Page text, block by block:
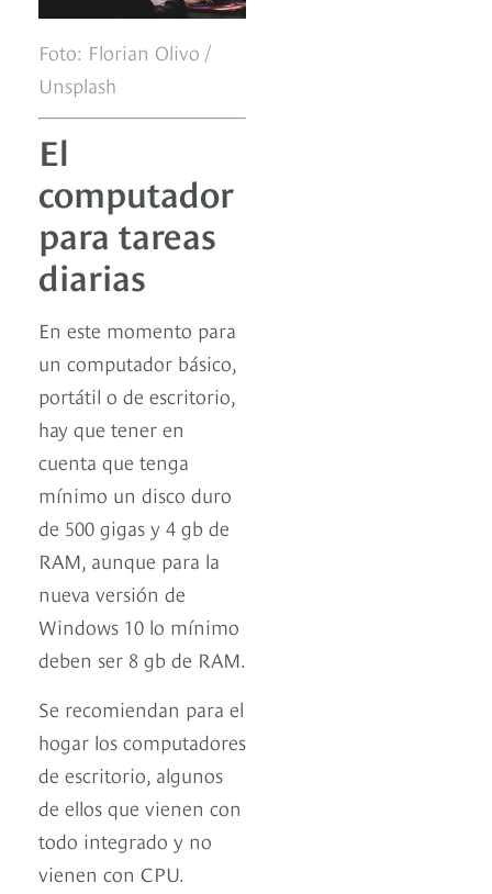
Foto: Florian Olivo /
Unsplash
El
computador
para tareas
diarias
En este momento para
un computador básico,
portátil o de escritorio,
hay que tener en
cuenta que tenga
mínimo un disco duro
de 500 gigas y 4 gb de
RAM, aunque para la
nueva versión de
Windows 10 lo mínimo
deben ser 8 gb de RAM.
Se recomiendan para el
hogar los computadores
de escritorio, algunos
de ellos que vienen con
todo integrado y no
vienen con CPU.